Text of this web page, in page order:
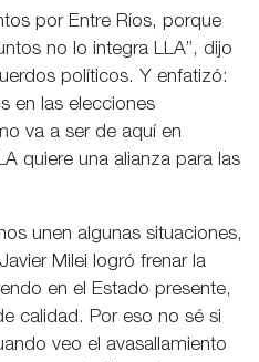
por Entre Ríos, porque
no lo integra LLA”, dijo
políticos. Y enfatizó:
en las elecciones
va a ser de aquí en
quiere una alianza para las
unen algunas situaciones,
Milei logró frenar la
en el Estado presente,
calidad. Por eso no sé si
veo el avasallamiento